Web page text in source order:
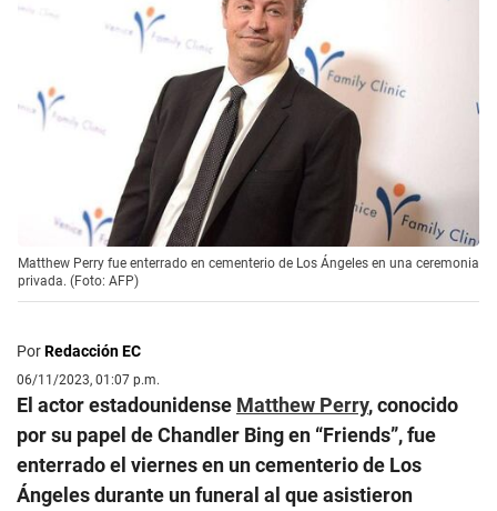
Matthew Perry fue enterrado en cementerio de Los Ángeles en una ceremonia
privada. (Foto: AFP)
PorRedacción EC
06/11/2023, 01:07 p.m.
El actor estadounidense Matthew Perry, conocido
por su papel de Chandler Bing en “Friends”, fue
enterrado el viernes en un cementerio de Los
Ángeles durante un funeral al que asistieron